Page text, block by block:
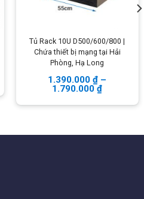
Z43 50x2x0.5
đôi
Tủ Rack 10U D500/600/800 |
Chứa thiết bị mạng tại Hải
Phòng, Hạ Long
1.390.000₫ –
1.790.000₫